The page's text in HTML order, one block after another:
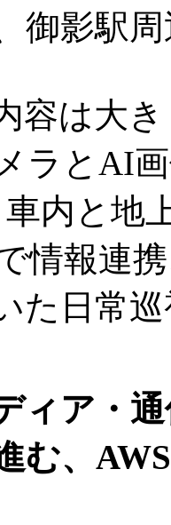
御影駅
容は大き
ラとAI
内と地
情報連
た日常
ィア・
む、